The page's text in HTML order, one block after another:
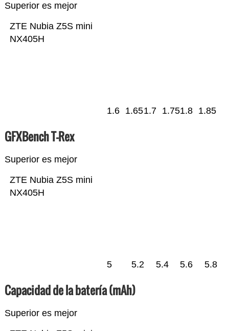
Superior es mejor
ZTE Nubia Z5S mini
NX405H
1.6 1.651.7 1.751.8 1.85
GFXBench T-Rex
Superior es mejor
ZTE Nubia Z5S mini
NX405H
5 5.2 5.4 5.6 5.8
Capacidad de la batería (mAh)
Superior es mejor